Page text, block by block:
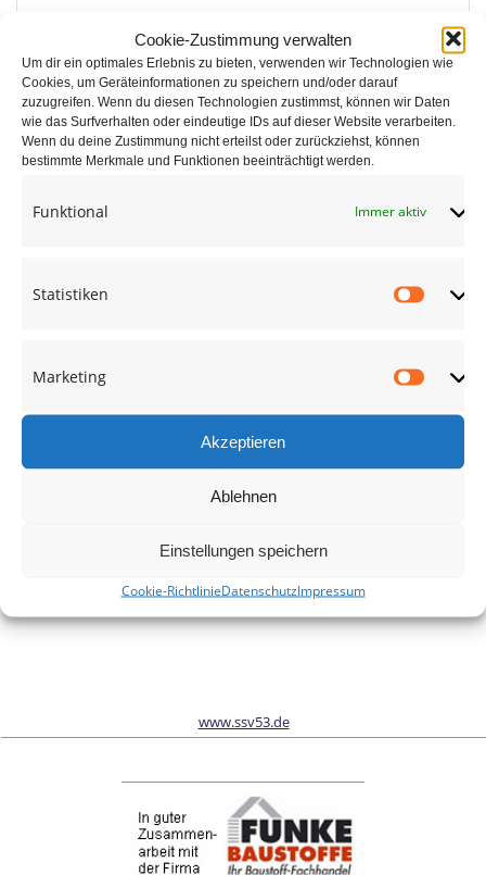
Cookie-Zustimmung verwalten
Um dir ein optimales Erlebnis zu bieten, verwenden wir Technologien wie
Cookies, um Geräteinformationen zu speichern und/oder darauf
zuzugreifen. Wenn du diesen Technologien zustimmst, können wir Daten
wie das Surfverhalten oder eindeutige IDs auf dieser Website verarbeiten.
Wenn du deine Zustimmung nicht erteilst oder zurückziehst, können
bestimmte Merkmale und Funktionen beeinträchtigt werden.
Funktional Immer aktiv
Statistiken
Marketing
Akzeptieren
Ablehnen
Einstellungen speichern
Cookie-RichtlinieDatenschutzImpressum
Name *
*
Website
diesem Browser für die nächste Kommentierung speichern.
Wir sind Sponsor vom Schönwalder Sportverein SSV53
www.ssv53.de